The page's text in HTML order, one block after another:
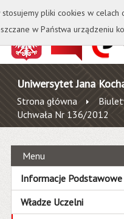
Kontakt
Uniwersytet Jana
Strona główna
Uchwała Nr 136/2012
Menu
Informacje Podstawowe
Władze Uczelni
pliki cookies w
w Państwa urządzeniu